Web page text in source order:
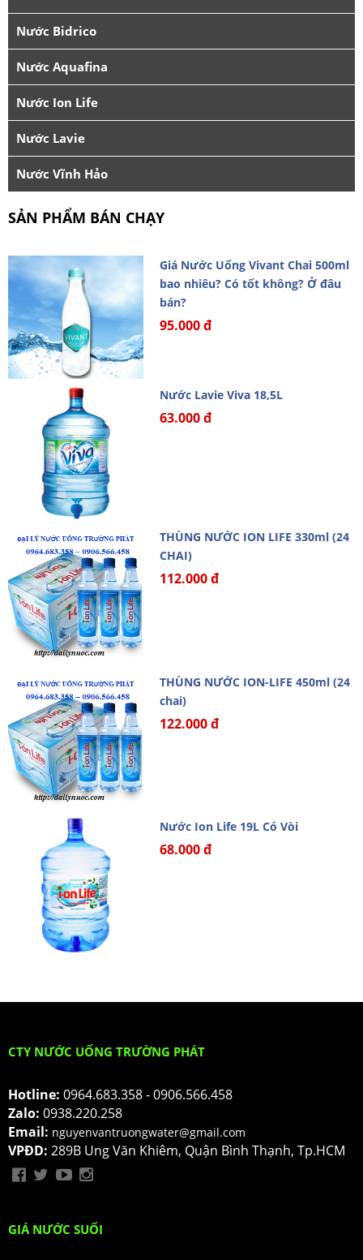
Nước Bidrico
Nước Aquafina
Nước Ion Life
Nước Lavie
Nước Vĩnh Hảo
SẢN PHẨM BÁN CHẠY
Giá Nước Uống Vivant Chai 500ml
bao nhiêu? Có tốt không? Ở đâu
bán?
95.000 đ
Nước Lavie Viva 18,5L
63.000 đ
THÙNG NƯỚC ION LIFE 330ml (24
CHAI)
112.000 đ
THÙNG NƯỚC ION-LIFE 450ml (24
chai)
122.000 đ
Nước Ion Life 19L Có Vòi
68.000 đ
CTY NƯỚC UỐNG TRƯỜNG PHÁT
Hotline: 0964.683.358 - 0906.566.458
Zalo: 0938.220.258
Email: nguyenvantruongwater@gmail.com
VPĐD: 289B Ung Văn Khiêm, Quận Bình Thạnh, Tp.HCM
GIÁ NƯỚC SUỐI